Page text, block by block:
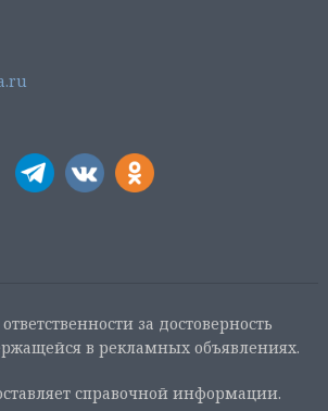
за достоверность
в рекламных объявлениях.
справочной информации.